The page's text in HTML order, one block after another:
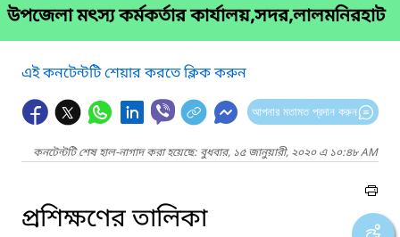
উপজেলা মৎস্য কর্মকর্তার কার্যালয়,সদর,লালমনিরহাট
এই কনটেন্টটি শেয়ার করতে ক্লিক করুন
আপনার মতামত প্রদান করুন
কনটেন্টটি শেষ হাল-নাগাদ করা হয়েছে: বুধবার, ১৫ জানুয়ারী, ২০২০ এ ১০:৪৮ AM
প্রশিক্ষণের তালিকা